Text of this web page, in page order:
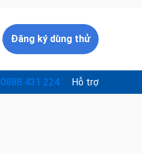
Đăng ký dùng thử
0888 431 224 Hỗ trợ